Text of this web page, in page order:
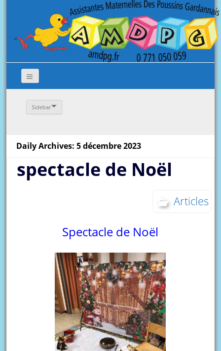
Sidebar
Daily Archives: 5 décembre 2023
spectacle de Noël
Articles
Spectacle de Noël